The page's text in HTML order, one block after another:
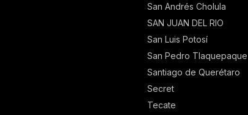
San Andrés Cholula
SAN JUAN DEL RIO
San Luis Potosí
San Pedro Tlaquepaque
Santiago de Querétaro
Secret
Tecate